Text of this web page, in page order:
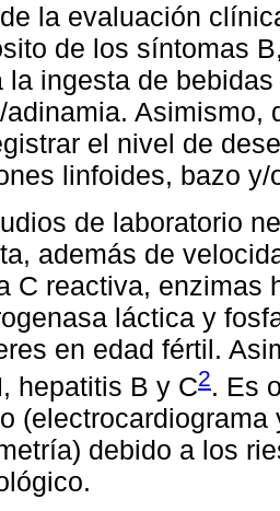
la evaluación
de los síntomas
la ingesta de
adinamia. Asimismo,
el nivel de
linfoides, bazo y/
de laboratorio
además de
C reactiva, enzimas
láctica y
en edad fértil.
hepatitis B y C2. Es
debido a los